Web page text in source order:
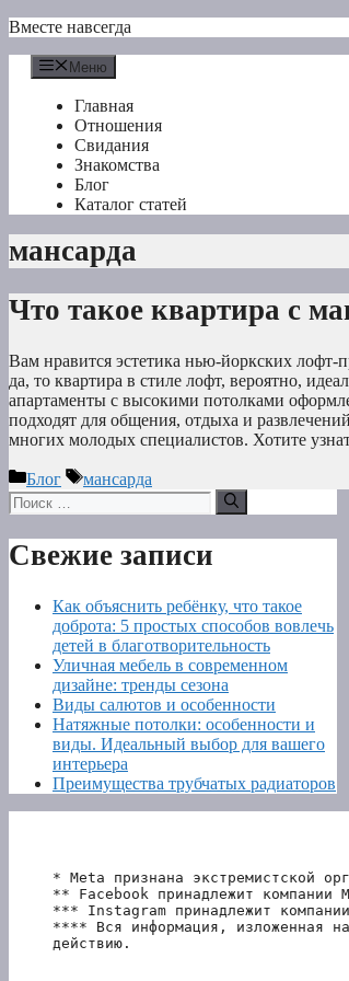
Перейти
содержимому
Вместе навсегда
Меню
Главная
Отношения
Свидания
Знакомства
Блог
Каталог статей
мансарда
Что такое квартира с
Вам нравится эстетика нью-йоркских лофт-
да, то квартира в стиле лофт, вероятно,
апартаменты с высокими потолками
подходят для общения, отдыха и
многих молодых специалистов. Хотите
Рубрики
Блог Метки
мансарда
Поиск:
Свежие записи
Как объяснить ребёнку, что такое
доброта: 5 простых способов вовлечь
детей в благотворительность
Уличная мебель в современном
дизайне: тренды сезона
Виды салютов и особенности
Натяжные потолки: особенности и
виды. Идеальный выбор для вашего
интерьера
Преимущества трубчатых радиаторов
* Meta признана экстремистской
** Facebook принадлежит компании
*** Instagram принадлежит
**** Вся информация, изложенная
действию.